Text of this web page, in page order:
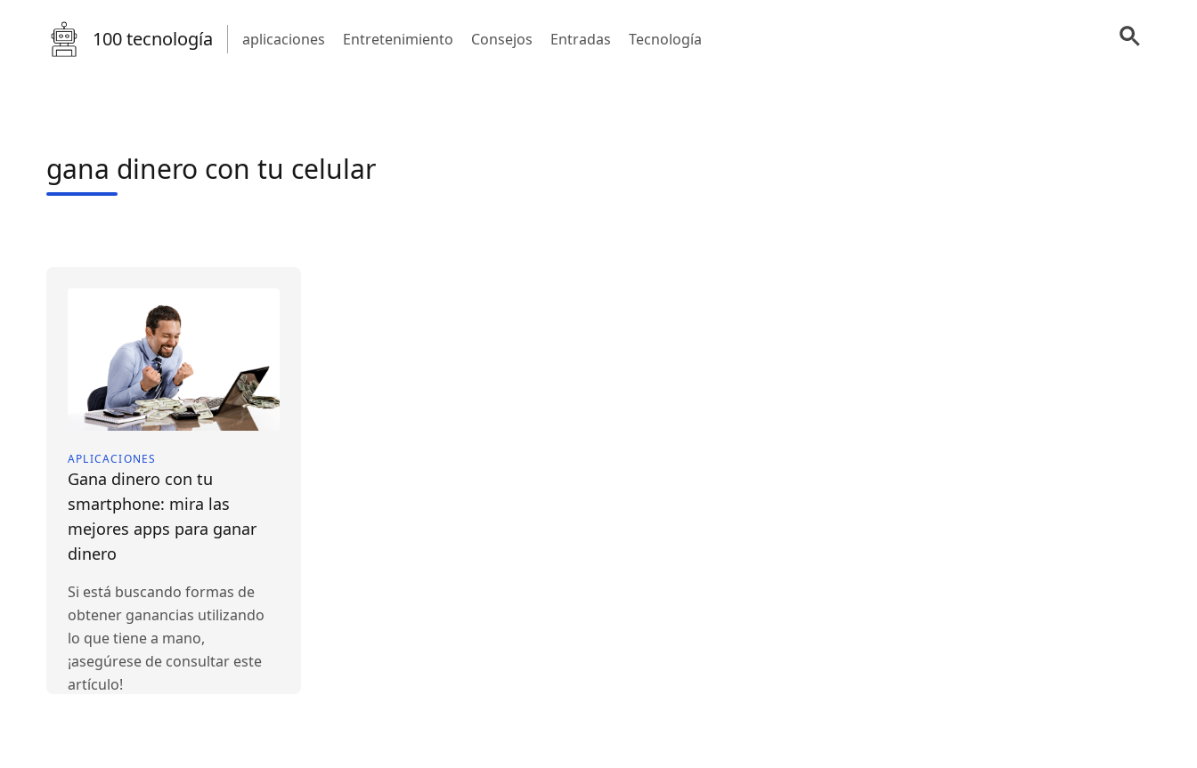
100 tecnología aplicaciones Entretenimiento Consejos Entradas Tecnología
gana dinero con tu celular
APLICACIONES
Gana dinero con tu
smartphone: mira las
mejores apps para ganar
dinero
Si está buscando formas de
obtener ganancias utilizando
lo que tiene a mano,
¡asegúrese de consultar este
artículo!